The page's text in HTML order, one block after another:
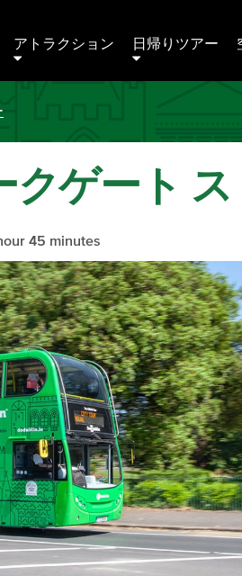
アトラクション 日帰りツアー
クゲート ス
45 minutes